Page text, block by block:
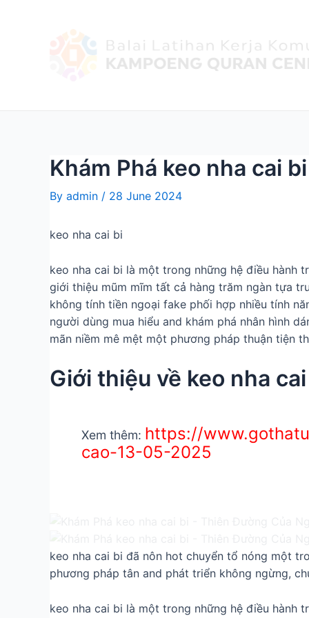
Khám Phá keo nha cai
By admin / 28 June 2024
keo nha cai bi
keo nha cai bi là một trong những hệ điều hành
giới thiệu mũm mĩm tất cả hàng trăm ngàn tựa
không tính tiền ngoại fake phối hợp nhiều tính
người dùng mua hiểu and khám phá nhân hình
mãn niềm mê mệt một phương pháp thuận tiện
Giới thiệu về keo nha
Xem thêm: https://
cao-13-05-2025
keo nha cai bi đã nôn hot chuyển tổ nóng một
phương pháp tân and phát triển không ngừng,
keo nha cai bi là một trong những hệ điều hành